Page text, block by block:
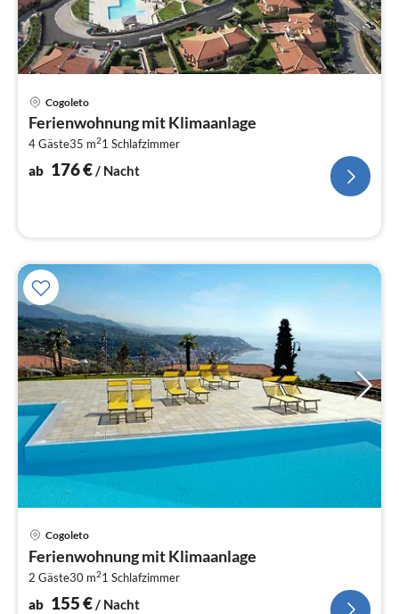
Cogoleto
Ferienwohnung mit Klimaanlage
4 Gäste35 m21 Schlafzimmer
ab 176€/ Nacht
Cogoleto
Ferienwohnung mit Klimaanlage
2 Gäste30 m21 Schlafzimmer
ab 155€ / Nacht